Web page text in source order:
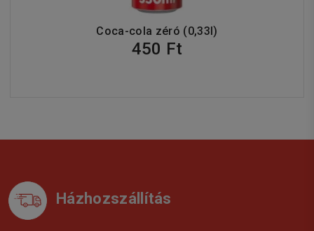
Coca-cola zéró (0,33l)
450 Ft
Házhozszállítás